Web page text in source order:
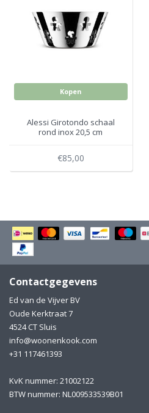
Kopen
Alessi Girotondo schaal
rond inox 20,5 cm
€85,00
Contactgegevens
Ed van de Vijver BV
Oude Kerktraat 7
4524 CT Sluis
info@woonenkook.com
+31 117461393
KvK nummer: 21002122
BTW nummer: NL009533539B01